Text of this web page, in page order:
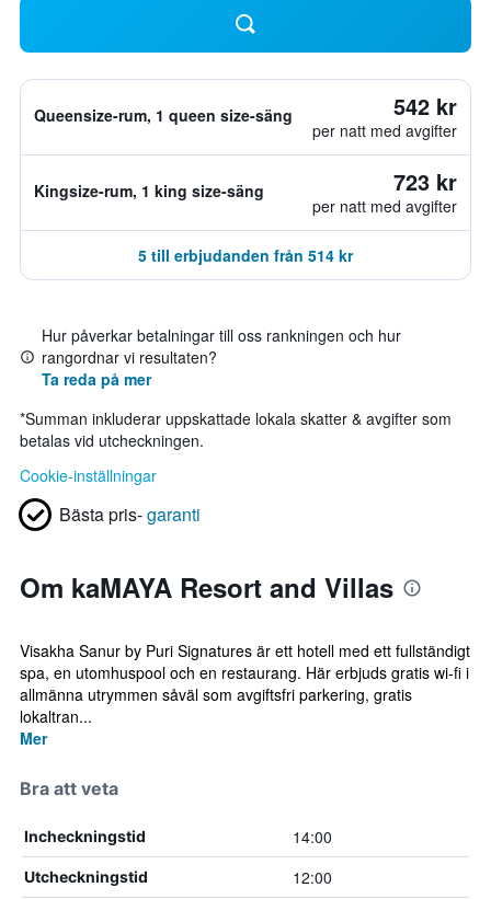
Queensize-rum, 1 queen size-säng 542 kr
per natt med avgifter
Kingsize-rum, 1 king size-säng 723 kr
per natt med avgifter
5 till erbjudanden från 514 kr
Hur påverkar betalningar till oss rankningen och hur
rangordnar vi resultaten?
Ta reda på mer
*Summan inkluderar uppskattade lokala skatter & avgifter som
betalas vid utcheckningen.
Cookie-inställningar
Bästa pris-garanti
Om kaMAYA Resort and Villas
Visakha Sanur by Puri Signatures är ett hotell med ett fullständigt
spa, en utomhuspool och en restaurang. Här erbjuds gratis wi-fi i
allmänna utrymmen såväl som avgiftsfri parkering, gratis
lokaltran...
Mer
Bra att veta
Incheckningstid 14:00
Utcheckningstid 12:00